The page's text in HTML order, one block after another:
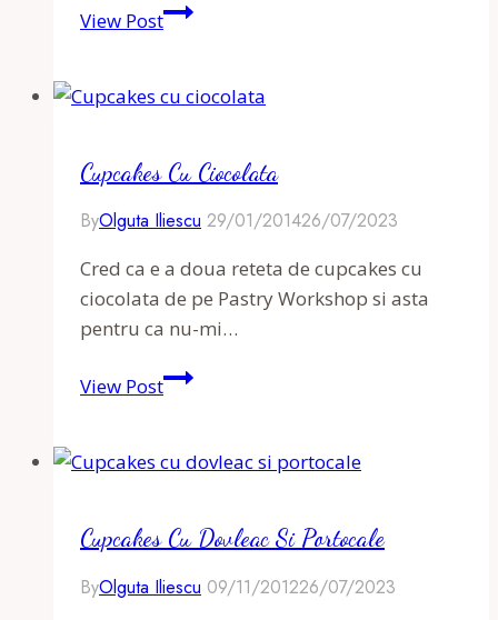
View PostCupcakes
si
Cupcakes Cu Ciocolata
ByOlguta Iliescu 29/01/201426/07/2023
Cred ca e a doua reteta de cupcakes cu
ciocolata de pe Pastry Workshop si asta
pentru ca nu-mi…
View PostCupcakes
Cupcakes Cu Dovleac Si Portocale
ByOlguta Iliescu 09/11/201226/07/2023